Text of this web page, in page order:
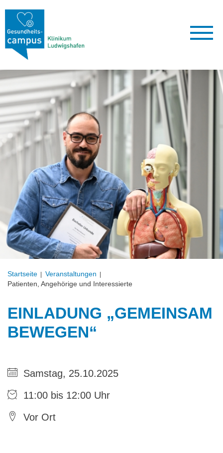
Startseite
Veranstal­tungen
Patienten, Angehörige und Interessierte
EINLADUNG „GEMEINSAM
BEWEGEN“
Samstag, 25.10.2025
11:00 bis 12:00 Uhr
Vor Ort